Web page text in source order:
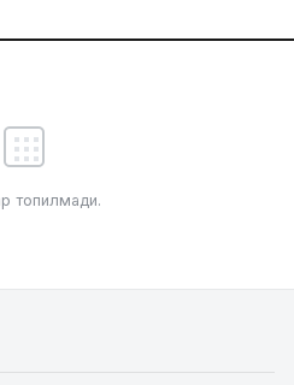
топилмади.